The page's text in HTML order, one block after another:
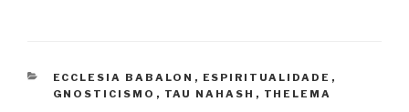
CATEGORIAS
ECCLESIA BABALON , ESPIRITUALIDADE ,
GNOSTICISMO , TAU NAHASH , THELEMA